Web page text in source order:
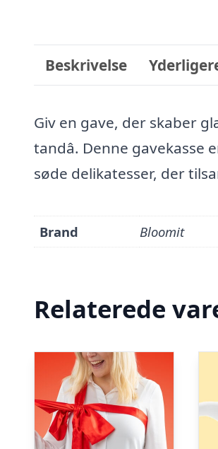
Beskrivelse
Giv en gave, der skaber
tandâ. Denne
søde delikatesser, der
Brand Bloomit
Relaterede